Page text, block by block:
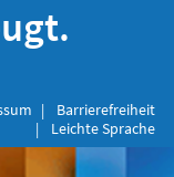
Barrierefreiheit
Leichte Sprache